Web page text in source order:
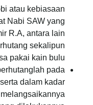
atau kebiasaan
Nabi SAW yang
R.A, antara lain
sekalipun
pakai kain bulu.”
pada
dalam kadar